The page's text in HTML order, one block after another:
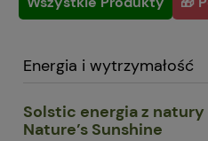
Energia i wytrzymałość
Solstic energia z natury
Nature’s Sunshine